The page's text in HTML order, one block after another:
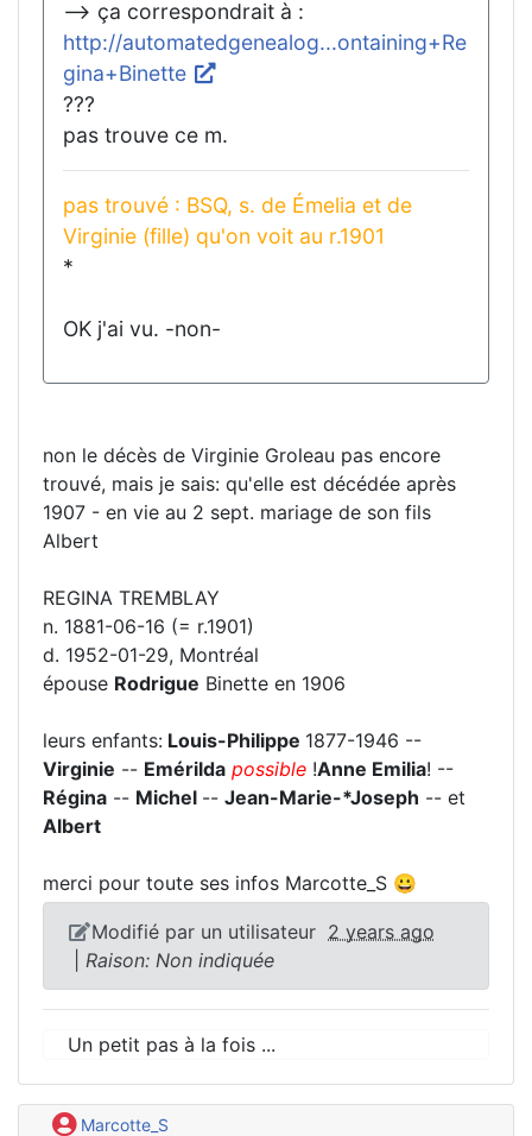
--> ça correspondrait à :
http://automatedgenealog...ontaining+Re
gina+Binette
???
pas trouve ce m.
pas trouvé : BSQ, s. de Émelia et de
Virginie (fille) qu'on voit au r.1901
*
OK j'ai vu. -non-
non le décès de Virginie Groleau pas encore
trouvé, mais je sais: qu'elle est décédée après
1907 - en vie au 2 sept. mariage de son fils
Albert
REGINA TREMBLAY
n. 1881-06-16 (= r.1901)
d. 1952-01-29, Montréal
épouse Rodrigue Binette en 1906
leurs enfants: Louis-Philippe 1877-1946 --
Virginie -- Emérilda possible !Anne Emilia! --
Régina -- Michel -- Jean-Marie-*Joseph -- et
Albert
merci pour toute ses infos Marcotte_S 😀
Modifié par un utilisateur 2 years ago
Raison: Non indiquée
Un petit pas à la fois ...
Marcotte_S